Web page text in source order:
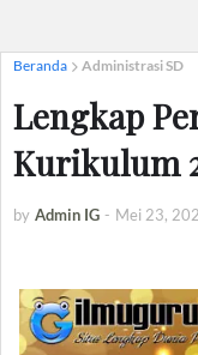
Beranda Administrasi SD
Lengkap
Kurikulum
by Admin IG - Mei 23,